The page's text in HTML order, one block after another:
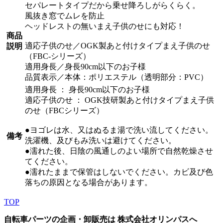
商品
説明
セパレートタイプだから乗せ降ろしがらくらく。
風抜き窓でムレを防止
ヘッドレストの無いまえ子供のせにも対応！
適応子供のせ／OGK製あと付けタイプまえ子供のせ
（FBC-シリーズ）
適用身長／身長90cm以下のお子様
品質表示／本体：ポリエステル（透明部分：PVC）
備考
適用身長 ： 身長90cm以下のお子様
適応子供のせ ： OGK技研製あと付けタイプまえ子供
のせ（FBCシリーズ）
●ヨゴレは水、又はぬるま湯で洗い流してください。
洗濯機、及びもみ洗いは避けてください。
●濡れた後、日陰の風通しのよい場所で自然乾燥させ
てください。
●濡れたままで保管はしないでください。カビ及び色
落ちの原因となる場合があります。
TOP
自転車パーツの企画・卸販売は 株式会社オリンパスへ